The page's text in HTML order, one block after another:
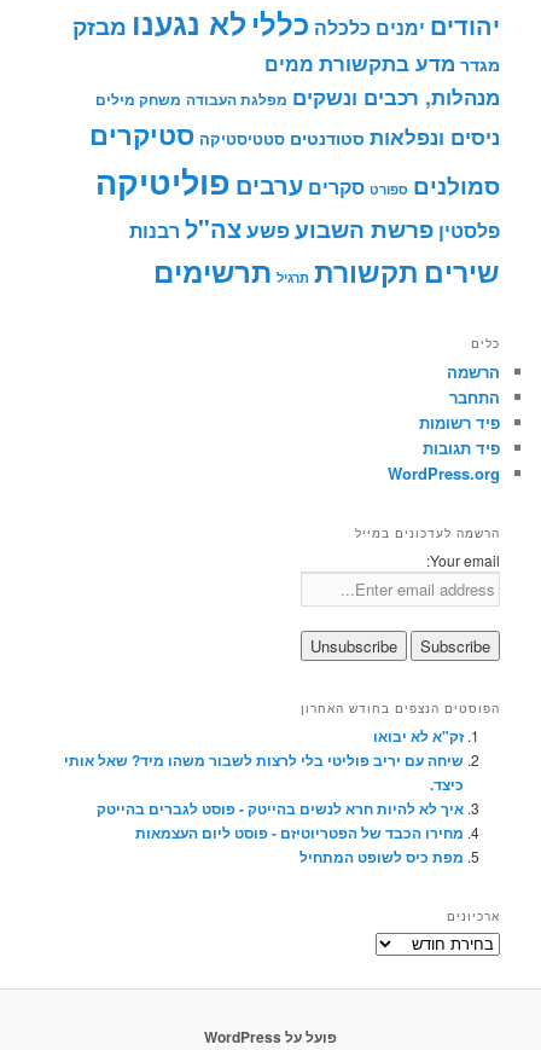
יהודים ימנים כלכלה כללי לא נגענו מבזק
מגדר מדע בתקשורת ממים
מנהלות, רכבים ונשקים מפלגת העבודה משחק מילים
ניסים ונפלאות סטודנטים סטטיסטיקה סטיקרים
סמולנים ספורט סקרים ערבים פוליטיקה
פלסטין פרשת השבועפשעצה"ל רבנות
שירים תקשורת תרגיל תרשימים
כלים
הרשמה
התחבר
פיד רשומות
פיד תגובות
WordPress.org
הרשמה לעדכונים במייל
Your email:
הפוסטים הנצפים בחודש האחרון
זק"א לא יבואו
שיחה עם יריב פוליטי בלי לרצות לשבור משהו מיד? שאל אותי
כיצד.
איך לא להיות חרא לנשים בהייטק - פוסט לגברים בהייטק
מחירו הכבד של הפטריוטיזם - פוסט ליום העצמאות
מפת כיס לשופט המתחיל
ארכיונים
ארכיונים
פועל על WordPress